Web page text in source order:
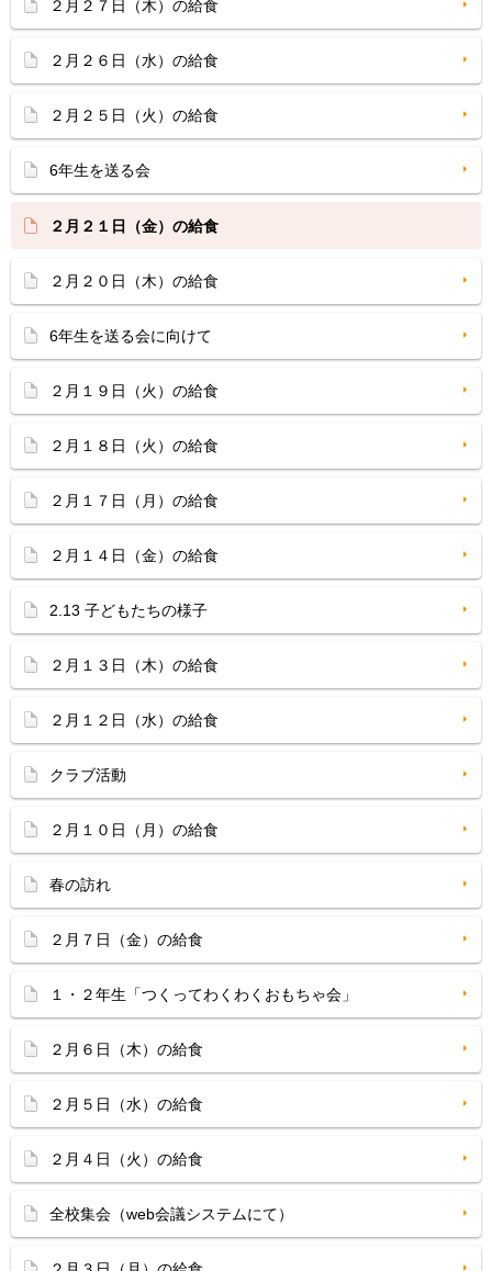
２月２７日（木）の給食
２月２６日（水）の給食
２月２５日（火）の給食
6年生を送る会
２月２１日（金）の給食
２月２０日（木）の給食
6年生を送る会に向けて
２月１９日（火）の給食
２月１８日（火）の給食
２月１７日（月）の給食
２月１４日（金）の給食
2.13 子どもたちの様子
２月１３日（木）の給食
２月１２日（水）の給食
クラブ活動
２月１０日（月）の給食
春の訪れ
２月７日（金）の給食
１・２年生「つくってわくわくおもちゃ会」
２月６日（木）の給食
２月５日（水）の給食
２月４日（火）の給食
全校集会（web会議システムにて）